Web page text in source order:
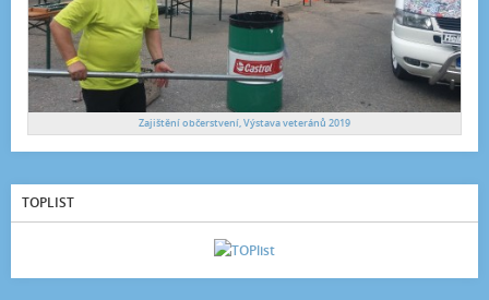
Zajištění občerstvení, Výstava veteránů 2019
TOPLIST